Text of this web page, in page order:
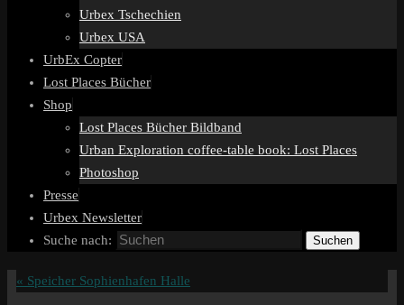
Urbex Tschechien
Urbex USA
UrbEx Copter
Lost Places Bücher
Shop
Lost Places Bücher Bildband
Urban Exploration coffee-table book: Lost Places
Photoshop
Presse
Urbex Newsletter
Suche nach:
Suchen
« Speicher Sophienhafen Halle